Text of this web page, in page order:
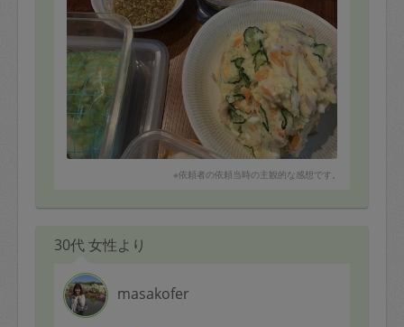
※依頼者の依頼当時の主観的な感想です。
30代 女性より
masakofer